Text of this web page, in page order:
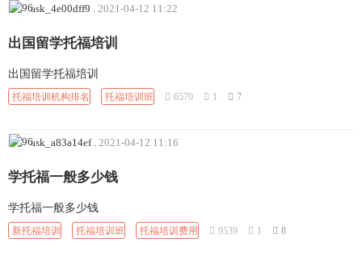
ask_4e00dff9 2021-04-12 11:22
出国留学托福培训
出国留学托福培训
托福培训机构排名 托福培训班 6570 1 7
ask_a83a14ef 2021-04-12 11:16
学托福一般多少钱
学托福一般多少钱
新托福培训 托福培训班 托福培训费用 9539 1 8